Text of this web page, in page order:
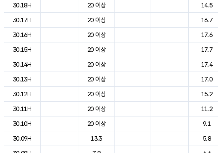
30.18H
20 이상
14.5
30.17H
20 이상
16.7
30.16H
20 이상
17.6
30.15H
20 이상
17.7
30.14H
20 이상
17.4
30.13H
20 이상
17.0
30.12H
20 이상
15.2
30.11H
20 이상
11.2
30.10H
20 이상
9.1
30.09H
13.3
5.8